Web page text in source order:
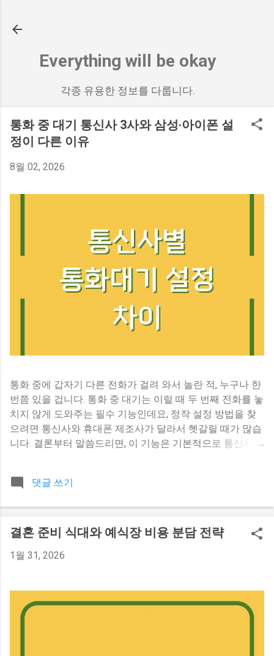
Everything will be okay
각종 유용한 정보를 다룹니다.
통화 중 대기 통신사 3사와 삼성·아이폰 설
정이 다른 이유
8월 02, 2026
통화 중에 갑자기 다른 전화가 걸려 와서 놀란 적, 누구나 한
번쯤 있을 겁니다. 통화 중 대기는 이럴 때 두 번째 전화를 놓
치지 않게 도와주는 필수 기능인데요, 정작 설정 방법을 찾
으려면 통신사와 휴대폰 제조사가 달라서 헷갈릴 때가 많습
니다. 결론부터 말씀드리면, 이 기능은 기본적으로 통신사가
폰에서는 기본 활성화되어 있어서, 설정에서 해당 옵션을 찾
사마다 다른 통화 중 대기, 어디까지 알고 있나요 이 기능이
통신사마다 다르게 작동한다는 점을 아는 분은 생각보다 많
이동통신망에서 제공하는 서비스에 가깝습니다. 그래서 휴
해도 실제로 작동하지 않는 경우가 생기는 거죠. 이럴 때는
해당 통신사 고객센터에 직접 요청해서 서비스를 켜야 합니
다. 우리나라 통신 3사(SKT, KT, LG U+)는 대부분 이 서비스
댓글 쓰기
결혼 준비 식대와 예식장 비용 분담 전략
1월 31, 2026